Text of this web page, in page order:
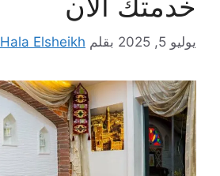
يوليو 5, 2025 بقلم Hala Elsheikh